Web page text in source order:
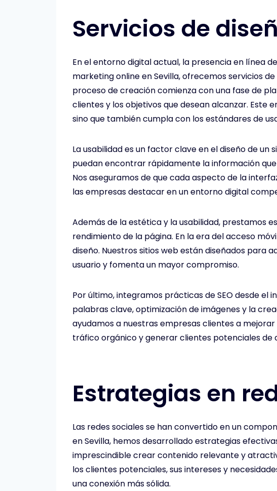
Servicios de
En el entorno digital actual, la presencia en línea
marketing online en Sevilla, ofrecemos servicios
proceso de creación comienza con una fase de
clientes y los objetivos que desean alcanzar. Este
sino que también cumpla con los estándares de
La usabilidad es un factor clave en el diseño de un
puedan encontrar rápidamente la información
Nos aseguramos de que cada aspecto de la
las empresas destacar en un entorno digital
Además de la estética y la usabilidad, prestamos
rendimiento de la página. En la era del acceso
diseño. Nuestros sitios web están diseñados para
usuario y fomenta un mayor compromiso.
Por último, integramos prácticas de SEO desde el
palabras clave, optimización de imágenes y la
ayudamos a nuestras empresas clientes a
tráfico orgánico y generar clientes potenciales de
Estrategias en
Las redes sociales se han convertido en un
en Sevilla, hemos desarrollado estrategias
imprescindible crear contenido relevante y
los clientes potenciales, sus intereses y
una conexión más sólida.